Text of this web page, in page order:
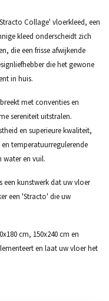
Collage' vloerkleed, een
kleed onderscheidt zich
die een frisse afwijkende
die het gewone
in huis.
met conventies en
sereniteit uitstralen.
en superieure kwaliteit,
temperatuurregulerende
water en vuil.
een kunstwerk dat uw vloer
een 'Stracto' die uw
cm, 150x240 cm en
en laat uw vloer het